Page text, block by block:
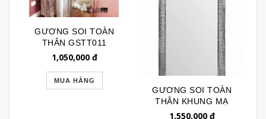
GƯƠNG SOI TOÀN
THÂN GSTT011
1,050,000đ
MUA HÀNG
GƯƠNG SOI TOÀN
THÂN KHUNG MẠ
BẠC SANG TRỌNG
1,550,000đ